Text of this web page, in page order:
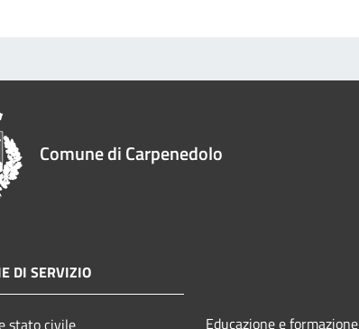
Comune di Carpenedolo
DI SERVIZIO
stato civile Educazione e formazione